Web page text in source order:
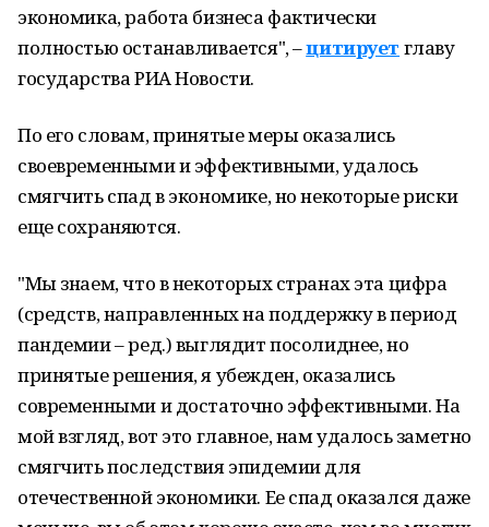
экономика, работа бизнеса фактически
полностью останавливается", –цитирует главу
государства РИА Новости.
По его словам, принятые меры оказались
своевременными и эффективными, удалось
смягчить спад в экономике, но некоторые риски
еще сохраняются.
"Мы знаем, что в некоторых странах эта цифра
(средств, направленных на поддержку в период
пандемии – ред.) выглядит посолиднее, но
принятые решения, я убежден, оказались
современными и достаточно эффективными. На
мой взгляд, вот это главное, нам удалось заметно
смягчить последствия эпидемии для
отечественной экономики. Ее спад оказался даже